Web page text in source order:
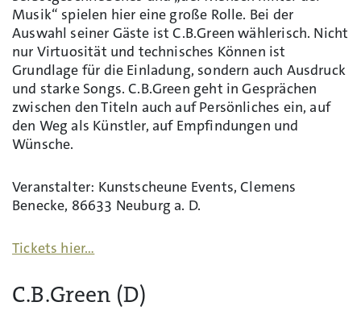
Musik“ spielen hier eine große Rolle. Bei der
Auswahl seiner Gäste ist C.B.Green wählerisch. Nicht
nur Virtuosität und technisches Können ist
Grundlage für die Einladung, sondern auch Ausdruck
und starke Songs. C.B.Green geht in Gesprächen
zwischen den Titeln auch auf Persönliches ein, auf
den Weg als Künstler, auf Empfindungen und
Wünsche.
Veranstalter: Kunstscheune Events, Clemens
Benecke, 86633 Neuburg a. D.
Tickets hier…
C.B.Green (D)